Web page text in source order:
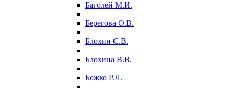
Баголей М.И.
Берегова О.В.
Блохин С.В.
Блохина В.В.
Божко Р.Л.